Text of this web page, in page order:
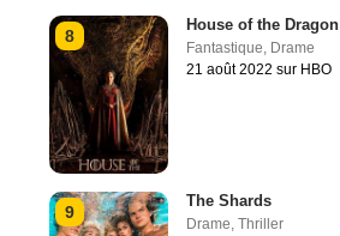
8
House of the Dragon
Fantastique, Drame
21 août 2022 sur HBO
9
The Shards
Drame, Thriller